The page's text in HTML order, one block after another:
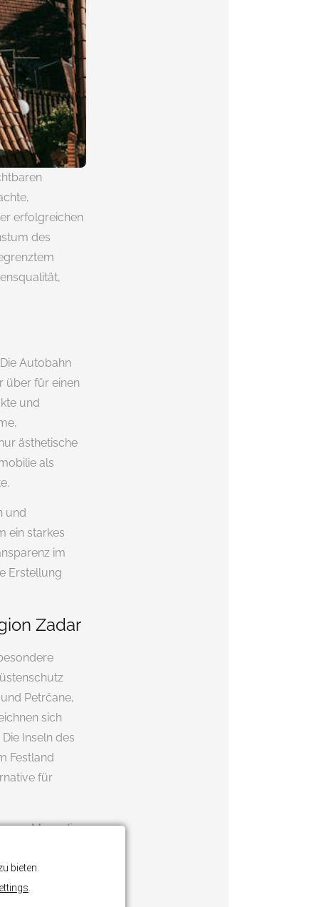
erfolgreichen
des
Autobahn
über für einen
und
ästhetische
als
und
ein starkes
im
Erstellung
Zadar
Petrčane,
sich
Inseln des
Festland
für
Meer, die
in
bieten.